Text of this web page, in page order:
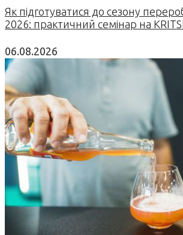
Як підготуватися до сезону
2026: практичний семінар на
06.08.2026